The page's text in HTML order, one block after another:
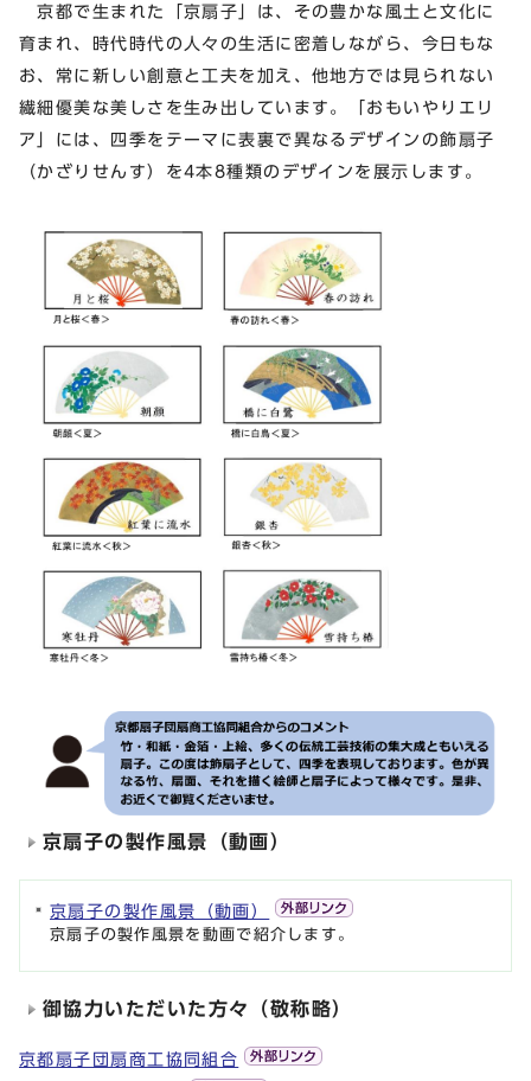
京都で生まれた「京扇子」は、その豊かな風土と文化に
育まれ、時代時代の人々の生活に密着しながら、今日もな
お、常に新しい創意と工夫を加え、他地方では見られない
繊細優美な美しさを生み出しています。「おもいやりエリ
ア」には、四季をテーマに表裏で異なるデザインの飾扇子
（かざりせんす）を4本8種類のデザインを展示します。
京扇子の製作風景（動画）
京扇子の製作風景（動画）
京扇子の製作風景を動画で紹介します。
御協力いただいた方々（敬称略）
京都扇子団扇商工協同組合